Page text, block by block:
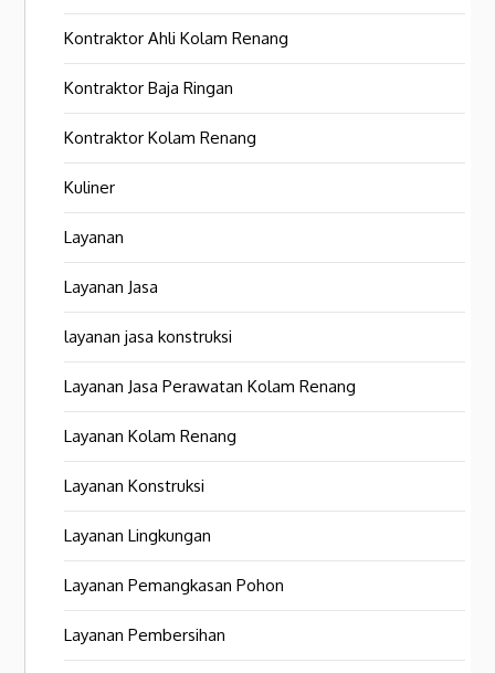
Kontraktor Ahli Kolam Renang
Kontraktor Baja Ringan
Kontraktor Kolam Renang
Kuliner
Layanan
Layanan Jasa
layanan jasa konstruksi
Layanan Jasa Perawatan Kolam Renang
Layanan Kolam Renang
Layanan Konstruksi
Layanan Lingkungan
Layanan Pemangkasan Pohon
Layanan Pembersihan